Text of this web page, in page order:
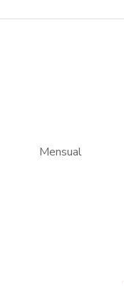
Mensual